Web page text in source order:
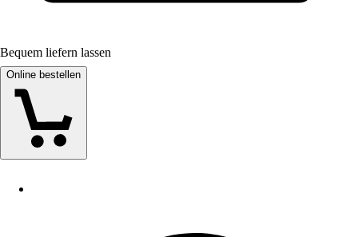
Bequem liefern lassen
Online bestellen